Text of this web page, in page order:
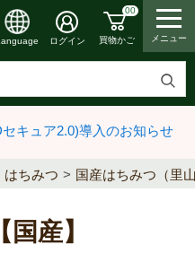
検
す
ログイン
00
買物かご メニュー
キュア2.0)導入のお知らせ
はちみつ 国産はちみつ（里
産】